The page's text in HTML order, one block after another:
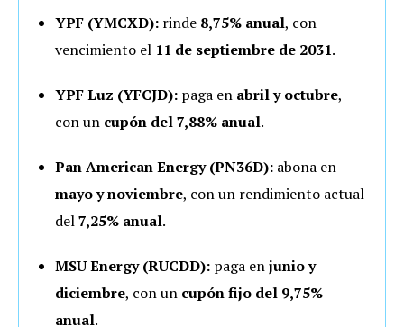
YPF (YMCXD): rinde 8,75% anual, con
vencimiento el 11 de septiembre de 2031.
YPF Luz (YFCJD): paga en abril y octubre,
con un cupón del 7,88% anual.
Pan American Energy (PN36D): abona en
mayo y noviembre, con un rendimiento actual
del7,25% anual.
MSU Energy (RUCDD): paga enjunio y
diciembre, con un cupón fijo del 9,75%
anual.